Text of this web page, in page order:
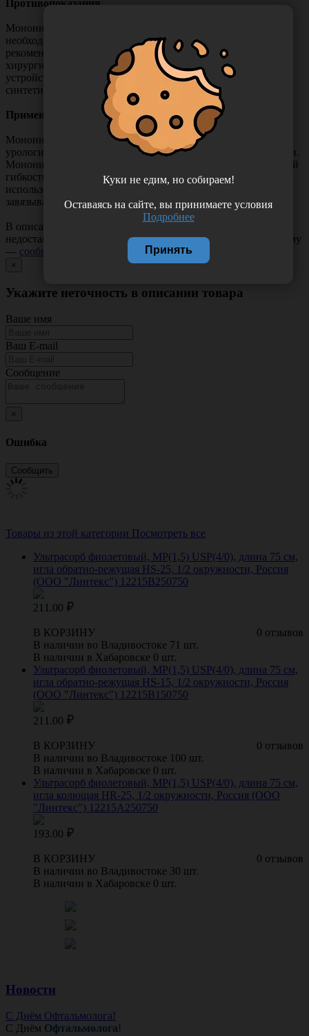
Противопоказания
Мононити УЛЬТРАСОРБ не могут применяться там, где
необходима длительная аппроксимация тканей. Не
рекомендуются для использования сердечно-сосудистой
хирургии, в том числе при имплатантации искусственных
устройств, таких как искусственные клапаны сердца и
синтетические сосудистые протезы, и нейрохирургии.
Применение
Мононити УЛЬТРАСОРБ используют в общей хирургии,
урологии, гинекологии, ортопедии и пластической хирургии.
Мононити отличаются высокой прочностью и очень хорошей
гибкостью, легко вяжутся хирургическими узлами с
использованием стандартной мануальной техники
завязывания, а также с помощью инструментов.
В описании товара могут иметь место неточности или
недостающая информация. Если вы заметили такую проблему
— сообщите нам
×
Укажите неточность в описании товара
Ваше имя
Ваш E-mail
Сообщение
×
Ошибка
Товары из этой категории Посмотреть все
Ультрасорб фиолетовый, МР(1,5) USP(4/0), длина 75 см,
игла обратно-режущая HS-25, 1/2 окружности, Россия
(ООО "Линтекс") 12215B250750
211.00
0 отзывов
В КОРЗИНУ
В наличии во Владивостоке 71 шт.
В наличии в Хабаровске 0 шт.
Ультрасорб фиолетовый, МР(1,5) USP(4/0), длина 75 см,
игла обратно-режущая HS-15, 1/2 окружности, Россия
(ООО "Линтекс") 12215B150750
211.00
0 отзывов
В КОРЗИНУ
В наличии во Владивостоке 100 шт.
В наличии в Хабаровске 0 шт.
Ультрасорб фиолетовый, МР(1,5) USP(4/0), длина 75 см,
игла колющая HR-25, 1/2 окружности, Россия (ООО
"Линтекс") 12215A250750
193.00
0 отзывов
В КОРЗИНУ
В наличии во Владивостоке 30 шт.
В наличии в Хабаровске 0 шт.
Новости
С Днём Офтальмолога!
С Днём Офтальмолога!
Куки не едим, но собираем!
Оставаясь на сайте, вы принимаете условия
Подробнее
Принять